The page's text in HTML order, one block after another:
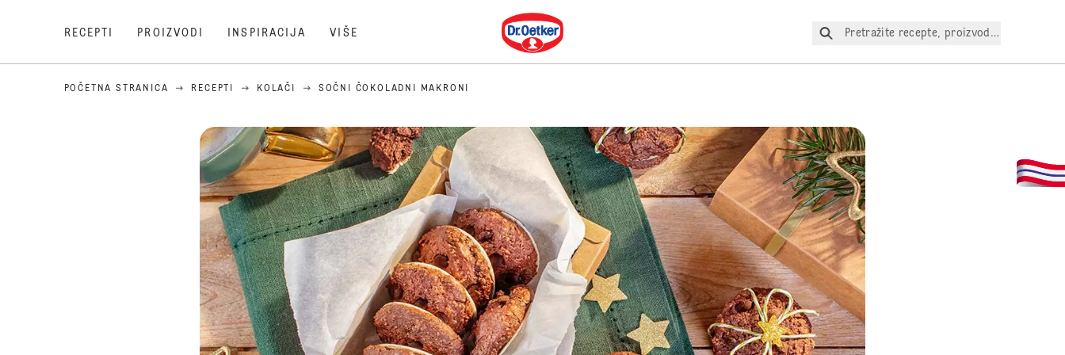
RECEPTI PROIZVODI INSPIRACIJA VIŠE
Dr. Oetker
Pretražite recepte, proizvode itd.
POČETNA STRANICA RECEPTI KOLAČI SOČNI ČOKOLADNI MAKRONI